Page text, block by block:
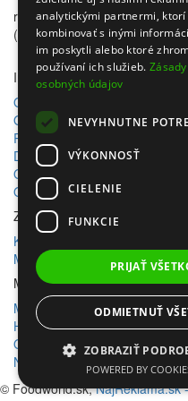
rating
(0)
Informácie
Obchodné podmienky
Odstúpenie od zmluvy
Reklamačný poriadok
Doprava a platba
Ochrana osobných údajov
Ochrana osobných údajov -
Zákaznícky servis
Kontaktujte nás
Mapa stránok
Môj účet
Môj účet
História objednávok
Obľúbené produkty
Novinky
© Foodworld.sk,NajReklama.sk
analytickými partnermi, ktorí
kombinovať s inými
im poskytli alebo ktoré
používaní ich služieb.
osobných údajov
NEVYHNUTNE
VÝKONNOSŤ
CIELENIE
FUNKCIE
PRIJAŤ
ODMIETNUŤ
ZOBRAZIŤ
POWERED BY